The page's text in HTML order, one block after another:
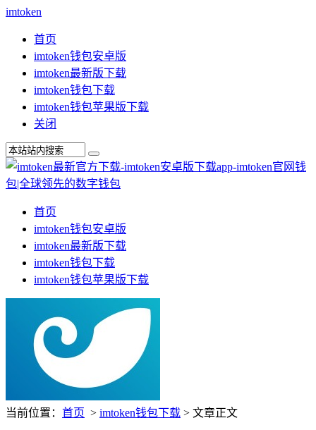
imtoken
首页
imtoken钱包安卓版
imtoken最新版下载
imtoken钱包下载
imtoken钱包苹果版下载
关闭
首页
imtoken钱包安卓版
imtoken最新版下载
imtoken钱包下载
imtoken钱包苹果版下载
当前位置： 首页 > imtoken钱包下载 > 文章正文